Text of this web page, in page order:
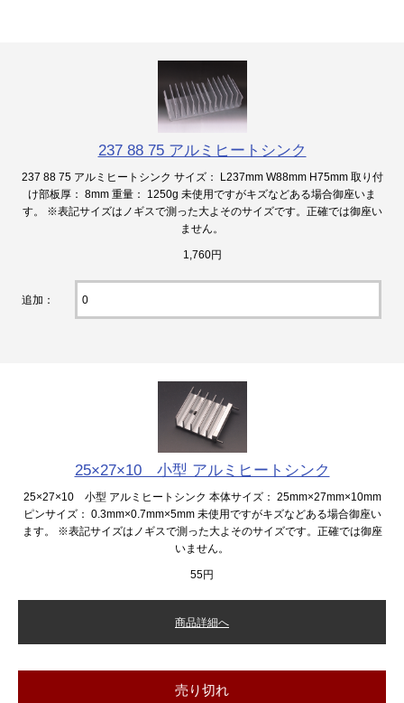
237 88 75 アルミヒートシンク
237 88 75 アルミヒートシンク サイズ： L237mm W88mm H75mm 取り付
け部板厚： 8mm 重量： 1250g 未使用ですがキズなどある場合御座いま
す。 ※表記サイズはノギスで測った大よそのサイズです。正確では御座い
ません。
1,760円
追加：
25×27×10 小型 アルミヒートシンク
25×27×10 小型 アルミヒートシンク 本体サイズ： 25mm×27mm×10mm
ピンサイズ： 0.3mm×0.7mm×5mm 未使用ですがキズなどある場合御座い
ます。 ※表記サイズはノギスで測った大よそのサイズです。正確では御座
いません。
55円
商品詳細へ
売り切れ